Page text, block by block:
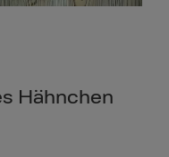
Hähnchen